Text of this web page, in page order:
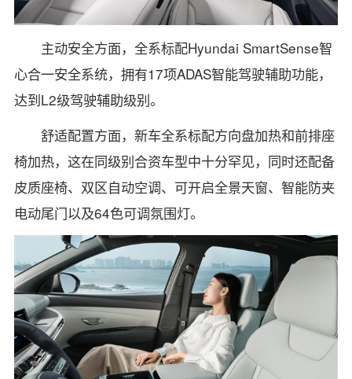
主动安全方面，全系标配Hyundai SmartSense智
心合一安全系统，拥有17项ADAS智能驾驶辅助功能，
达到L2级驾驶辅助级别。
舒适配置方面，新车全系标配方向盘加热和前排座
椅加热，这在同级别合资车型中十分罕见，同时还配备
皮质座椅、双区自动空调、可开启全景天窗、智能防夹
电动尾门以及64色可调氛围灯。